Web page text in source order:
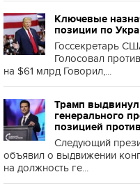
Ключевые
позиции по
Госсекретарь
Голосовал
на $61 млрд Говорил,...
Трамп выдвинул
генерального
позицией
Следующий
объявил о выдвижении
на должность ге...